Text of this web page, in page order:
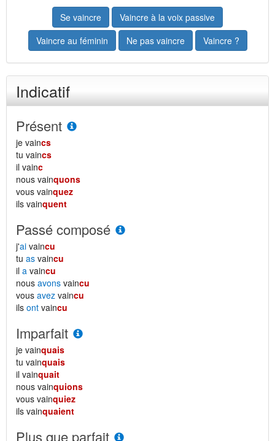
Se vaincre
Vaincre à la voix passive
Vaincre au féminin
Ne pas vaincre Vaincre ?
Indicatif
Présent
je vaincs
tu vaincs
il vainc
nous vainquons
vous vainquez
ils vainquent
Passé composé
j'ai vaincu
tu as vaincu
il a vaincu
nous avons vaincu
vous avez vaincu
ils ont vaincu
Imparfait
je vainquais
tu vainquais
il vainquait
nous vainquions
vous vainquiez
ils vainquaient
Plus que parfait